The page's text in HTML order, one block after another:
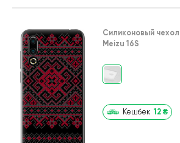
Силиконовый чехол
Meizu 16S
Кешбек 12 ₴